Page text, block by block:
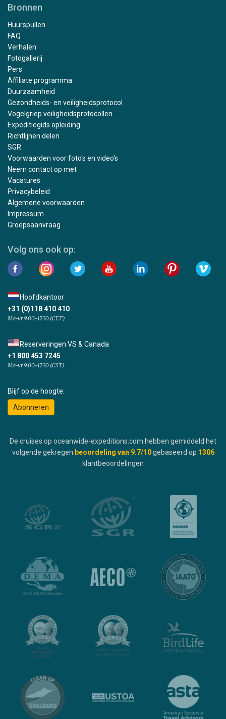
Bronnen
Huurspullen
FAQ
Verhalen
Fotogallerij
Pers
Affiliate programma
Duurzaamheid
Gezondheids- en veiligheidsprotocol
Vogelgriep veiligheidsprotocollen
Expeditiegids opleiding
Richtlijnen delen
SGR
Voorwaarden voor foto's en video's
Neem contact op met
Vacatures
Privacybeleid
Algemene voorwaarden
Impressum
Groepsaanvraag
Volg ons ook op:
Hoofdkantoor
+31 (0)118 410 410
Ma-vr 9:00-17:30 (CET)
Reserveringen VS & Canada
+1 800 453 7245
Ma-vr 9:00-17:30 (CST)
Blijf op de hoogte:
Abonneren
De cruises op oceanwide-expeditions.com hebben gemiddeld het
volgende gekregen beoordeling van 9.7/10 gebaseerd op 1306
klantbeoordelingen